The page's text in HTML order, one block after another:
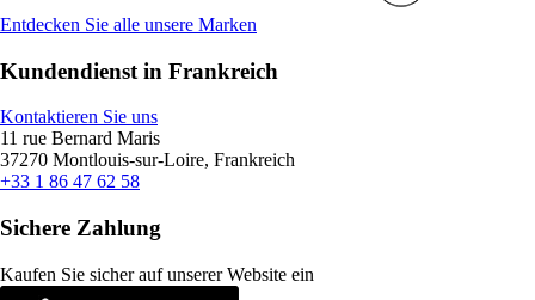
Entdecken Sie alle unsere Marken
Kundendienst in Frankreich
Kontaktieren Sie uns
11 rue Bernard Maris
37270 Montlouis-sur-Loire, Frankreich
+33 1 86 47 62 58
Sichere Zahlung
Kaufen Sie sicher auf unserer Website ein